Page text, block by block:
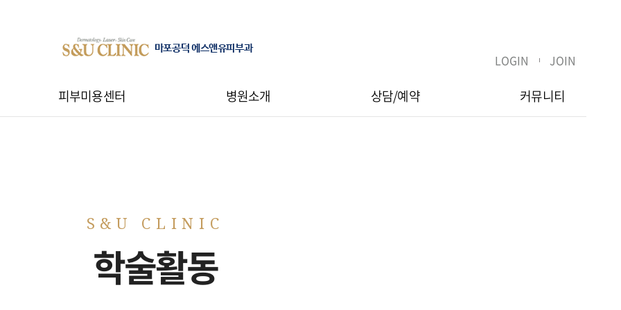
마포공덕 에스앤유피부과
LOGIN JOIN
피부미용센터 병원소개 상담/예약 커뮤니티
학술활동